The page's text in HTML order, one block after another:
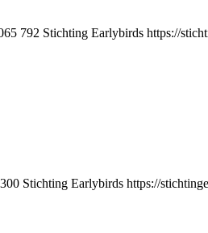
792 Stichting Earlybirds https://
Stichting Earlybirds https://